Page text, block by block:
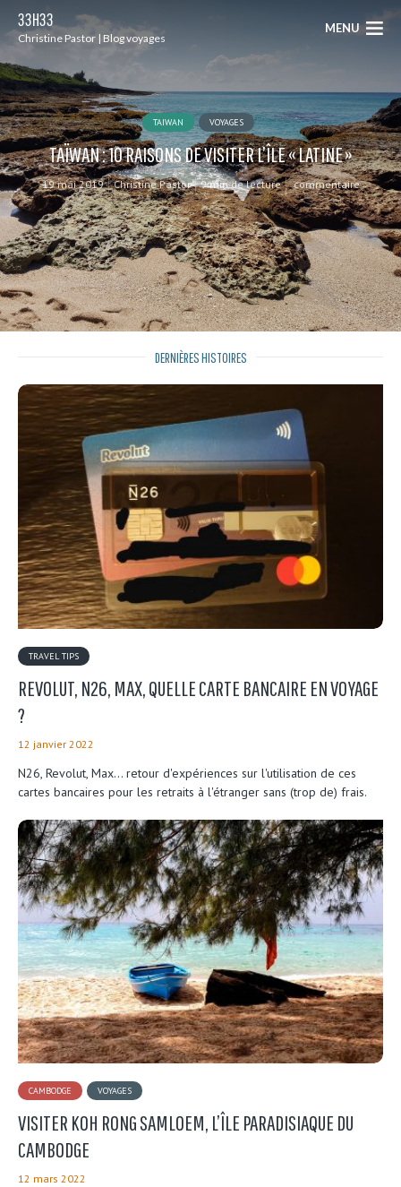
33H33
Christine Pastor | Blog voyages
MENU
TAIWAN VOYAGES
TAÏWAN : 10 RAISONS DE VISITER L’ÎLE « LATINE »
19 mai 2019 Christine Pastor 9 min de lecture commentaire
DERNIÈRES HISTOIRES
TRAVEL TIPS
REVOLUT, N26, MAX, QUELLE CARTE BANCAIRE EN VOYAGE
?
12 janvier 2022
N26, Revolut, Max... retour d'expériences sur l'utilisation de ces
cartes bancaires pour les retraits à l'étranger sans (trop de) frais.
CAMBODGE VOYAGES
VISITER KOH RONG SAMLOEM, L’ÎLE PARADISIAQUE DU
CAMBODGE
12 mars 2022